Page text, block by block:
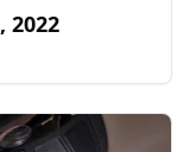
, 2022